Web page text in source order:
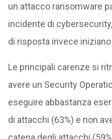
un attacco ransomware
incidente di
di risposta invece iniziano
Le principali carenze si
avere un Security
eseguire abbastanza
di attacchi (63%) e non